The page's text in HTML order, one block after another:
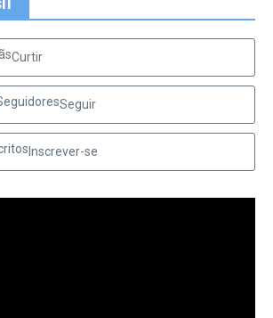
Curtir
Seguir
Inscrever-se